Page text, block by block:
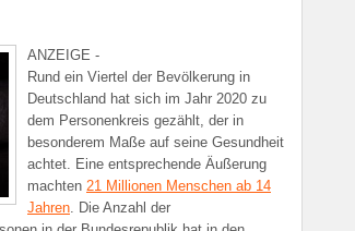
ANZEIGE -
Rund ein Viertel der Bevölkerung in
Deutschland hat sich im Jahr 2020 zu
dem Personenkreis gezählt, der in
besonderem Maße auf seine Gesundheit
achtet. Eine entsprechende Äußerung
machten 21 Millionen Menschen ab 14
Jahren. Die Anzahl der